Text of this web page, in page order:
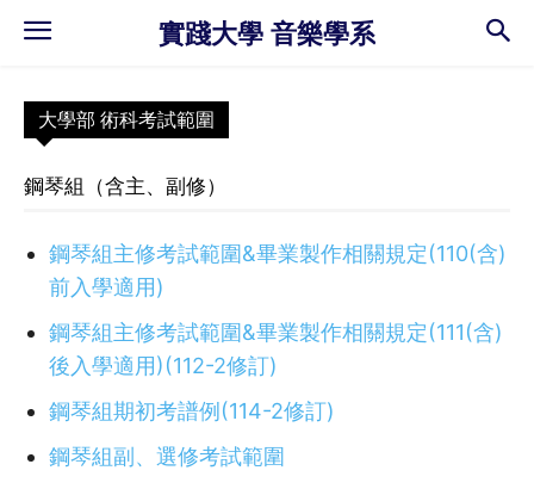
實踐大學 音樂學系
大學部 術科考試範圍
鋼琴組（含主、副修）
鋼琴組主修考試範圍&畢業製作相關規定(110(含)
前入學適用)
鋼琴組主修考試範圍&畢業製作相關規定(111(含)
後入學適用)(112-2修訂)
鋼琴組期初考譜例(114-2修訂)
鋼琴組副、選修考試範圍